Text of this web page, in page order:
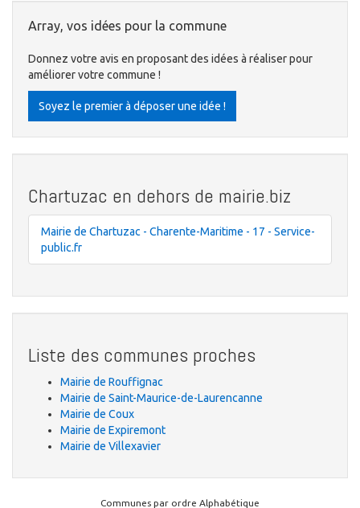
Array, vos idées pour la commune
Donnez votre avis en proposant des idées à réaliser pour
améliorer votre commune !
Soyez le premier à déposer une idée !
Chartuzac en dehors de mairie.biz
Mairie de Chartuzac - Charente-Maritime - 17 - Service-
public.fr
Liste des communes proches
Mairie de Rouffignac
Mairie de Saint-Maurice-de-Laurencanne
Mairie de Coux
Mairie de Expiremont
Mairie de Villexavier
Communes par ordre Alphabétique